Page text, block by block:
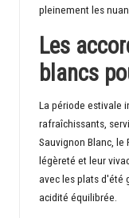
pleinement les
Les
blancs
La période estivale
rafraîchissants,
Sauvignon Blanc, le
légèreté et leur
avec les plats d'été
acidité équilibrée.